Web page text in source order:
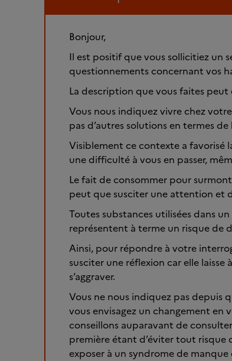
Bonjour,
Il est positif que vous sollicitiez un
questionnements concernant vos
La description que vous faites
Vous nous indiquez vivre chez
pas d’autres solutions en termes
Visiblement ce contexte a favorisé
une difficulté à vous en passer,
Le fait de consommer pour
peut que susciter une attention et
Toutes substances utilisées dans
représentent à terme un risque de
Ainsi, pour répondre à votre
susciter une réflexion car elle laisse
s’aggraver.
Vous ne nous indiquez pas depuis
vous envisagez un changement en
conseillons auparavant de
première étant d’éviter tout
exposer à un syndrome de